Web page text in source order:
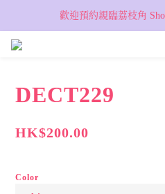
VIP 輸入優惠代碼『VIPSALE
歡迎預約親臨荔枝角
VIP 輸入優惠代碼『VIPSALE
DECT229
HK$200.00
Color